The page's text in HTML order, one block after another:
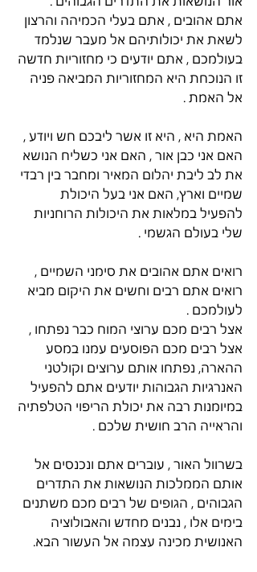
אתם אהובים , אתם בעלי הכמיהה והרצון
לשאת את יכולותיהם אל מעבר שנלמד
בעולמכם , אתם יודעים כי מחזוריות חדשה
זו הנוכחת היא המחזוריות המביאה פניה
אל האמת .
האמת היא , היא זו אשר ליבכם חש ויודע ,
האם אני כבן אור , האם אני כשליח הנושא
את לב ליבת יהלום המאיר ומחבר בין רבדי
שמיים וארץ, האם אני בעל היכולת
להפעיל במלאות את היכולות הרוחניות
שלי בעולם הגשמי .
רואים אתם אהובים את סימני השמיים ,
רואים אתם רבים וחשים את היקום מביא
לעולמכם .
אצל רבים מכם ערוצי המוח כבר נפתחו ,
אצל רבים מכם הפוסעים עמנו במסע
ההארה, נפתחו אותם ערוצים וקולטני
האנרגיות הגבוהות יודעים אתם להפעיל
במיומנות רבה את יכולת הריפוי הטלפתיה
והראייה הרב חושית שלכם .
בשרוול האור , עוברים אתם ונכנסים אל
אותם הממלכות הנושאות את התדרים
הגבוהים , הגופים של רבים מכם משתנים
בימים אלו , נבנים מחדש והאבולוציה
האנושית מכינה עצמה אל העשור הבא.